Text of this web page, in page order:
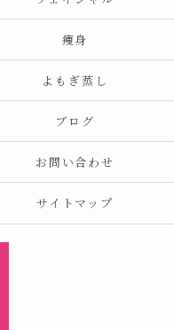
痩身
よもぎ蒸し
ブログ
お問い合わせ
サイトマップ